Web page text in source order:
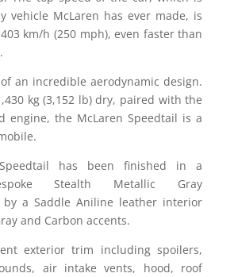
vehicle McLaren has ever made, is
km/h (250 mph), even faster than
an incredible aerodynamic design.
kg (3,152 lb) dry, paired with the
engine, the McLaren Speedtail is a
has been finished in a
Stealth Metallic Gray
by a Saddle Aniline leather interior
and Carbon accents.
exterior trim including spoilers,
air intake vents, hood, roof